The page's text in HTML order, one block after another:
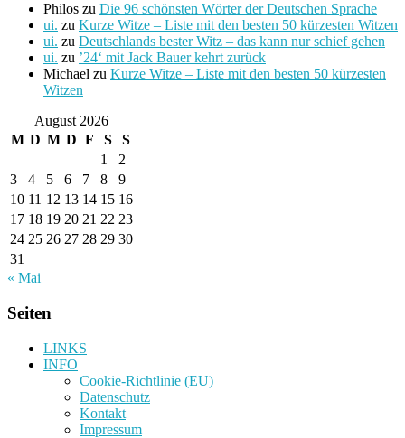
Philos zu Die 96 schönsten Wörter der Deutschen Sprache
ui. zu Kurze Witze – Liste mit den besten 50 kürzesten Witzen
ui. zu Deutschlands bester Witz – das kann nur schief gehen
ui. zu ’24‘ mit Jack Bauer kehrt zurück
Michael zu Kurze Witze – Liste mit den besten 50 kürzesten
Witzen
August 2026
M D M D F S
S
1
2
3
4 5 6 7 8
9
10 11 12 13 14 15 16
17 18 19 20 21 22 23
24 25 26 27 28 29 30
31
« Mai
Seiten
LINKS
INFO
Cookie-Richtlinie (EU)
Datenschutz
Kontakt
Impressum